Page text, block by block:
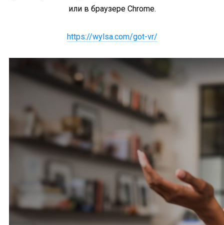
или в браузере Chrome.
https://wylsa.com/got-vr/